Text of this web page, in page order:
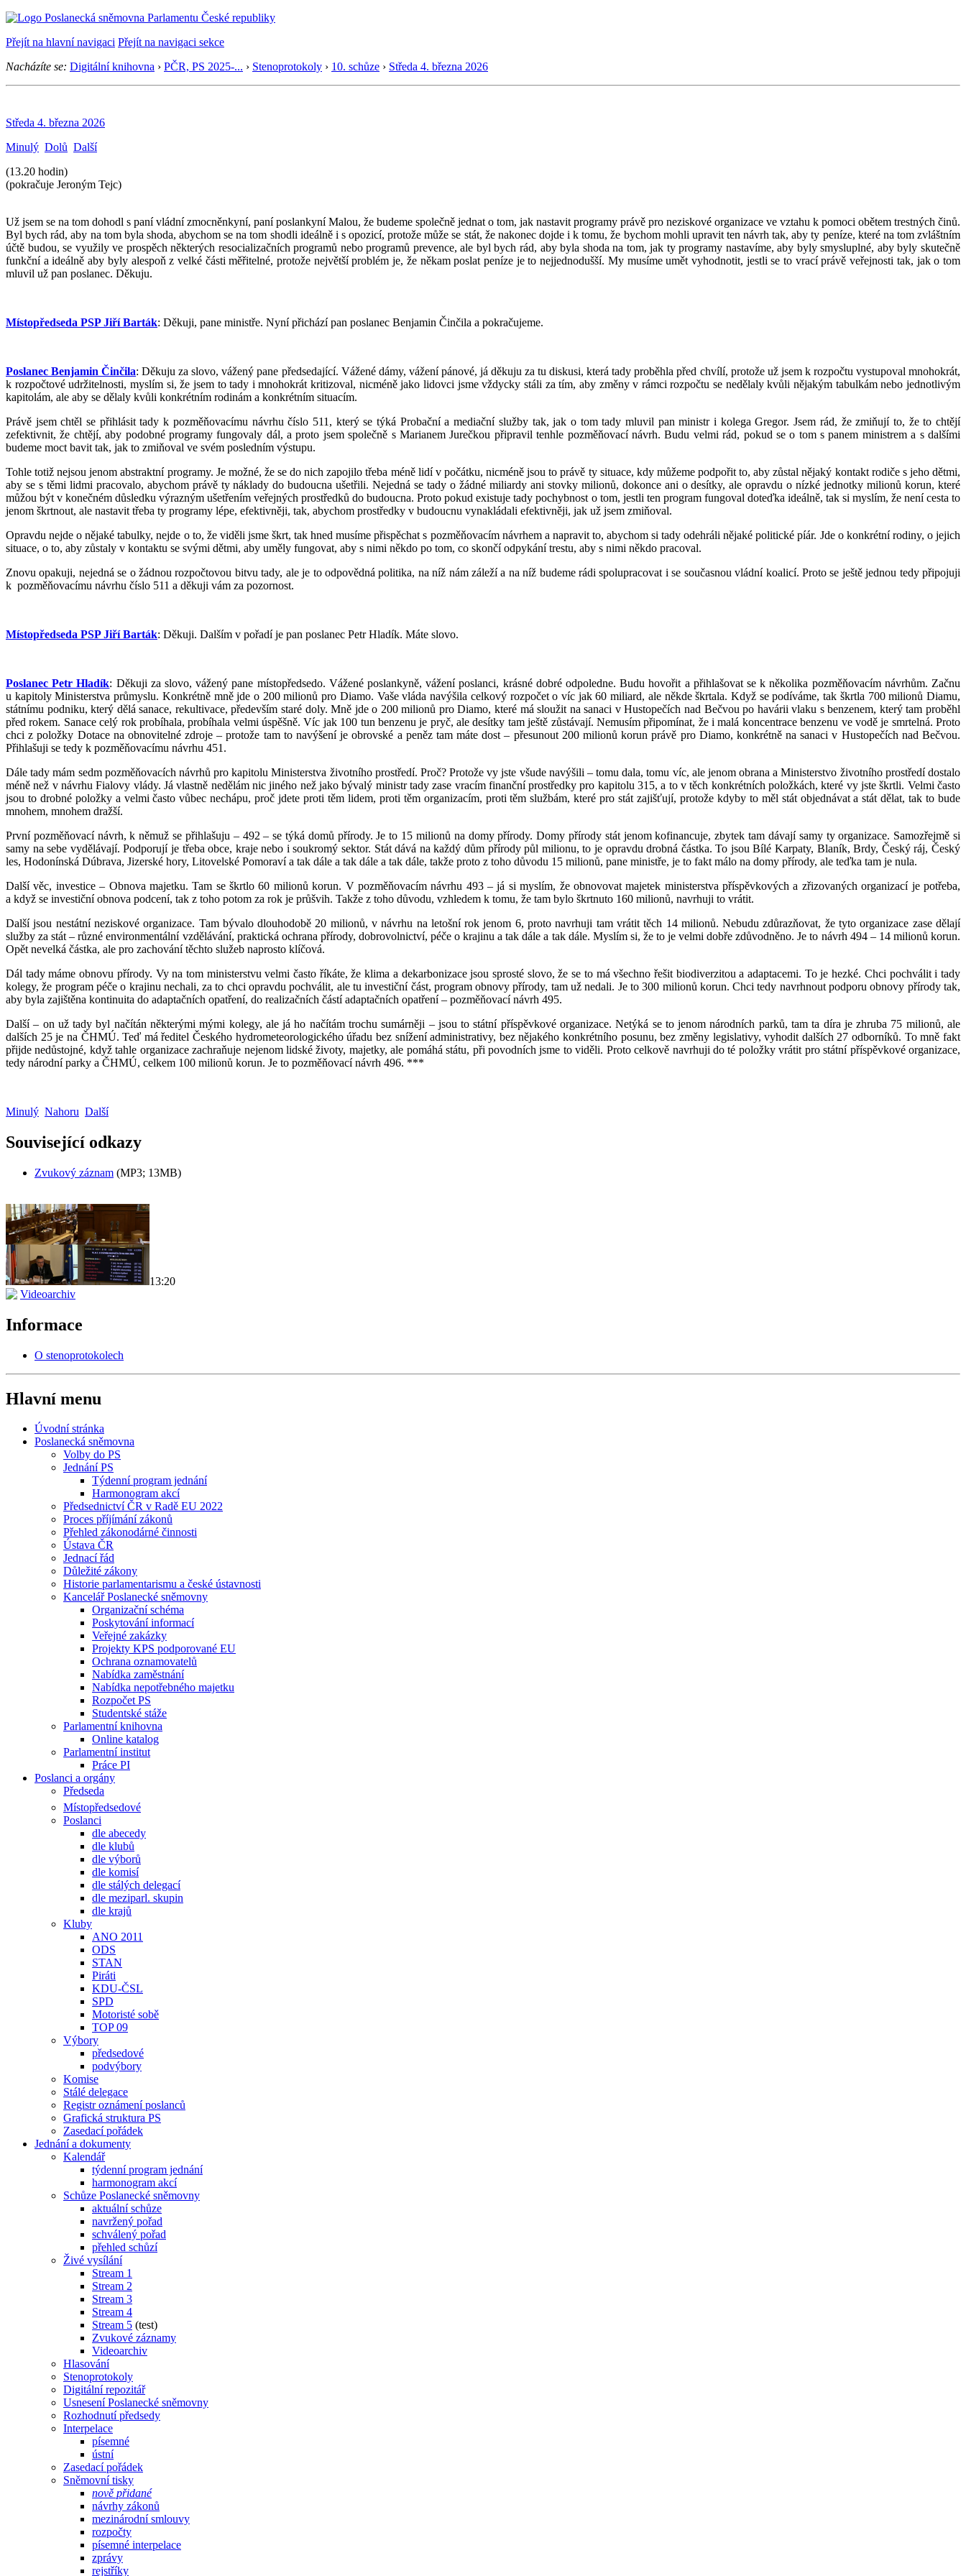
Přejít na hlavní navigaci Přejít na navigaci sekce
Nacházíte se: Digitální knihovna › PČR, PS 2025-... › Stenoprotokoly › 10. schůze › Středa 4. března 2026
Středa 4. března 2026
Minulý Dolů Další
(13.20 hodin)
(pokračuje Jeroným Tejc)
Už jsem se na tom dohodl s paní vládní zmocněnkyní, paní poslankyní Malou, že budeme společně jednat o tom, jak nastavit programy právě pro neziskové organizace ve vztahu k pomoci obětem trestných činů.
Byl bych rád, aby na tom byla shoda, abychom se na tom shodli ideálně i s opozicí, protože může se stát, že nakonec dojde i k tomu, že bychom mohli upravit ten návrh tak, aby ty peníze, které na tom zvláštním
účtě budou, se využily ve prospěch některých resocializačních programů nebo programů prevence, ale byl bych rád, aby byla shoda na tom, jak ty programy nastavíme, aby byly smysluplné, aby byly skutečně
funkční a ideálně aby byly alespoň z velké části měřitelné, protože největší problém je, že někam poslat peníze je to nejjednodušší. My musíme umět vyhodnotit, jestli se to vrací právě veřejnosti tak, jak o tom
mluvil už pan poslanec. Děkuju.
Místopředseda PSP Jiří Barták: Děkuji, pane ministře. Nyní přichází pan poslanec Benjamin Činčila a pokračujeme.
Poslanec Benjamin Činčila: Děkuju za slovo, vážený pane předsedající. Vážené dámy, vážení pánové, já děkuju za tu diskusi, která tady proběhla před chvílí, protože už jsem k rozpočtu vystupoval mnohokrát,
k rozpočtové udržitelnosti, myslím si, že jsem to tady i mnohokrát kritizoval, nicméně jako lidovci jsme vždycky stáli za tím, aby změny v rámci rozpočtu se nedělaly kvůli nějakým tabulkám nebo jednotlivým
kapitolám, ale aby se dělaly kvůli konkrétním rodinám a konkrétním situacím.
Právě jsem chtěl se přihlásit tady k pozměňovacímu návrhu číslo 511, který se týká Probační a mediační služby tak, jak o tom tady mluvil pan ministr i kolega Gregor. Jsem rád, že zmiňují to, že to chtějí
zefektivnit, že chtějí, aby podobné programy fungovaly dál, a proto jsem společně s Marianem Jurečkou připravil tenhle pozměňovací návrh. Budu velmi rád, pokud se o tom s panem ministrem a s dalšími
budeme moct bavit tak, jak to zmiňoval ve svém posledním výstupu.
Tohle totiž nejsou jenom abstraktní programy. Je možné, že se do nich zapojilo třeba méně lidí v počátku, nicméně jsou to právě ty situace, kdy můžeme podpořit to, aby zůstal nějaký kontakt rodiče s jeho dětmi,
aby se s těmi lidmi pracovalo, abychom právě ty náklady do budoucna ušetřili. Nejedná se tady o žádné miliardy ani stovky milionů, dokonce ani o desítky, ale opravdu o nízké jednotky milionů korun, které
můžou být v konečném důsledku výrazným ušetřením veřejných prostředků do budoucna. Proto pokud existuje tady pochybnost o tom, jestli ten program fungoval doteďka ideálně, tak si myslím, že není cesta to
jenom škrtnout, ale nastavit třeba ty programy lépe, efektivněji, tak, abychom prostředky v budoucnu vynakládali efektivněji, jak už jsem zmiňoval.
Opravdu nejde o nějaké tabulky, nejde o to, že viděli jsme škrt, tak hned musíme přispěchat s pozměňovacím návrhem a napravit to, abychom si tady odehráli nějaké politické píár. Jde o konkrétní rodiny, o jejich
situace, o to, aby zůstaly v kontaktu se svými dětmi, aby uměly fungovat, aby s nimi někdo po tom, co skončí odpykání trestu, aby s nimi někdo pracoval.
Znovu opakuji, nejedná se o žádnou rozpočtovou bitvu tady, ale je to odpovědná politika, na níž nám záleží a na níž budeme rádi spolupracovat i se současnou vládní koalicí. Proto se ještě jednou tedy připojuji
k pozměňovacímu návrhu číslo 511 a děkuji vám za pozornost.
Místopředseda PSP Jiří Barták: Děkuji. Dalším v pořadí je pan poslanec Petr Hladík. Máte slovo.
Poslanec Petr Hladík: Děkuji za slovo, vážený pane místopředsedo. Vážené poslankyně, vážení poslanci, krásné dobré odpoledne. Budu hovořit a přihlašovat se k několika pozměňovacím návrhům. Začnu
u kapitoly Ministerstva průmyslu. Konkrétně mně jde o 200 milionů pro Diamo. Vaše vláda navýšila celkový rozpočet o víc jak 60 miliard, ale někde škrtala. Když se podíváme, tak škrtla 700 milionů Diamu,
státnímu podniku, který dělá sanace, rekultivace, především staré doly. Mně jde o 200 milionů pro Diamo, které má sloužit na sanaci v Hustopečích nad Bečvou po havárii vlaku s benzenem, který tam proběhl
před rokem. Sanace celý rok probíhala, probíhala velmi úspěšně. Víc jak 100 tun benzenu je pryč, ale desítky tam ještě zůstávají. Nemusím připomínat, že i malá koncentrace benzenu ve vodě je smrtelná. Proto
chci z položky Dotace na obnovitelné zdroje – protože tam to navýšení je obrovské a peněz tam máte dost – přesunout 200 milionů korun právě pro Diamo, konkrétně na sanaci v Hustopečích nad Bečvou.
Přihlašuji se tedy k pozměňovacímu návrhu 451.
Dále tady mám sedm pozměňovacích návrhů pro kapitolu Ministerstva životního prostředí. Proč? Protože vy jste všude navýšili – tomu dala, tomu víc, ale jenom obrana a Ministerstvo životního prostředí dostalo
méně než v návrhu Fialovy vlády. Já vlastně nedělám nic jiného než jako bývalý ministr tady zase vracím finanční prostředky pro kapitolu 315, a to v těch konkrétních položkách, které vy jste škrtli. Velmi často
jsou to drobné položky a velmi často vůbec nechápu, proč jdete proti těm lidem, proti těm organizacím, proti těm službám, které pro stát zajišťují, protože kdyby to měl stát objednávat a stát dělat, tak to bude
mnohem, mnohem dražší.
První pozměňovací návrh, k němuž se přihlašuju – 492 – se týká domů přírody. Je to 15 milionů na domy přírody. Domy přírody stát jenom kofinancuje, zbytek tam dávají samy ty organizace. Samozřejmě si
samy na sebe vydělávají. Podporují je třeba obce, kraje nebo i soukromý sektor. Stát dává na každý dům přírody půl milionu, to je opravdu drobná částka. To jsou Bílé Karpaty, Blaník, Brdy, Český ráj, Český
les, Hodonínská Dúbrava, Jizerské hory, Litovelské Pomoraví a tak dále a tak dále a tak dále, takže proto z toho důvodu 15 milionů, pane ministře, je to fakt málo na domy přírody, ale teďka tam je nula.
Další věc, investice – Obnova majetku. Tam se škrtlo 60 milionů korun. V pozměňovacím návrhu 493 – já si myslím, že obnovovat majetek ministerstva příspěvkových a zřizovaných organizací je potřeba,
a když se investiční obnova podcení, tak z toho potom za rok je průšvih. Takže z toho důvodu, vzhledem k tomu, že tam bylo škrtnuto 160 milionů, navrhuji to vrátit.
Další jsou nestátní neziskové organizace. Tam bývalo dlouhodobě 20 milionů, v návrhu na letošní rok jenom 6, proto navrhuji tam vrátit těch 14 milionů. Nebudu zdůrazňovat, že tyto organizace zase dělají
služby za stát – různé environmentální vzdělávání, praktická ochrana přírody, dobrovolnictví, péče o krajinu a tak dále a tak dále. Myslím si, že to je velmi dobře zdůvodněno. Je to návrh 494 – 14 milionů korun.
Opět nevelká částka, ale pro zachování těchto služeb naprosto klíčová.
Dál tady máme obnovu přírody. Vy na tom ministerstvu velmi často říkáte, že klima a dekarbonizace jsou sprosté slovo, že se to má všechno řešit biodiverzitou a adaptacemi. To je hezké. Chci pochválit i tady
kolegy, že program péče o krajinu nechali, za to chci opravdu pochválit, ale tu investiční část, program obnovy přírody, tam už nedali. Je to 300 milionů korun. Chci tedy navrhnout podporu obnovy přírody tak,
aby byla zajištěna kontinuita do adaptačních opatření, do realizačních částí adaptačních opatření – pozměňovací návrh 495.
Další – on už tady byl načítán některými mými kolegy, ale já ho načítám trochu sumárněji – jsou to státní příspěvkové organizace. Netýká se to jenom národních parků, tam ta díra je zhruba 75 milionů, ale
dalších 25 je na ČHMÚ. Teď má ředitel Českého hydrometeorologického úřadu bez snížení administrativy, bez nějakého konkrétního posunu, bez změny legislativy, vyhodit dalších 27 odborníků. To mně fakt
přijde nedůstojné, když tahle organizace zachraňuje nejenom lidské životy, majetky, ale pomáhá státu, při povodních jsme to viděli. Proto celkově navrhuji do té položky vrátit pro státní příspěvkové organizace,
tedy národní parky a ČHMÚ, celkem 100 milionů korun. Je to pozměňovací návrh 496. ***
Minulý Nahoru Další
Související odkazy
Zvukový záznam (MP3; 13MB)
13:20
Videoarchiv
Informace
O stenoprotokolech
Hlavní menu
Úvodní stránka
Poslanecká sněmovna
Volby do PS
Jednání PS
Týdenní program jednání
Harmonogram akcí
Předsednictví ČR v Radě EU 2022
Proces příjímání zákonů
Přehled zákonodárné činnosti
Ústava ČR
Jednací řád
Důležité zákony
Historie parlamentarismu a české ústavnosti
Kancelář Poslanecké sněmovny
Organizační schéma
Poskytování informací
Veřejné zakázky
Projekty KPS podporované EU
Ochrana oznamovatelů
Nabídka zaměstnání
Nabídka nepotřebného majetku
Rozpočet PS
Studentské stáže
Parlamentní knihovna
Online katalog
Parlamentní institut
Práce PI
Poslanci a orgány
Předseda
Místopředsedové
Poslanci
dle abecedy
dle klubů
dle výborů
dle komisí
dle stálých delegací
dle meziparl. skupin
dle krajů
Kluby
ANO 2011
ODS
STAN
Piráti
KDU-ČSL
SPD
Motoristé sobě
TOP 09
Výbory
předsedové
podvýbory
Komise
Stálé delegace
Registr oznámení poslanců
Grafická struktura PS
Zasedací pořádek
Jednání a dokumenty
Kalendář
týdenní program jednání
harmonogram akcí
Schůze Poslanecké sněmovny
aktuální schůze
navržený pořad
schválený pořad
přehled schůzí
Živé vysílání
Stream 1
Stream 2
Stream 3
Stream 4
Stream 5 (test)
Zvukové záznamy
Videoarchiv
Hlasování
Stenoprotokoly
Digitální repozitář
Usnesení Poslanecké sněmovny
Rozhodnutí předsedy
Interpelace
písemné
ústní
Zasedací pořádek
Sněmovní tisky
nově přidané
návrhy zákonů
mezinárodní smlouvy
rozpočty
písemné interpelace
zprávy
rejstříky